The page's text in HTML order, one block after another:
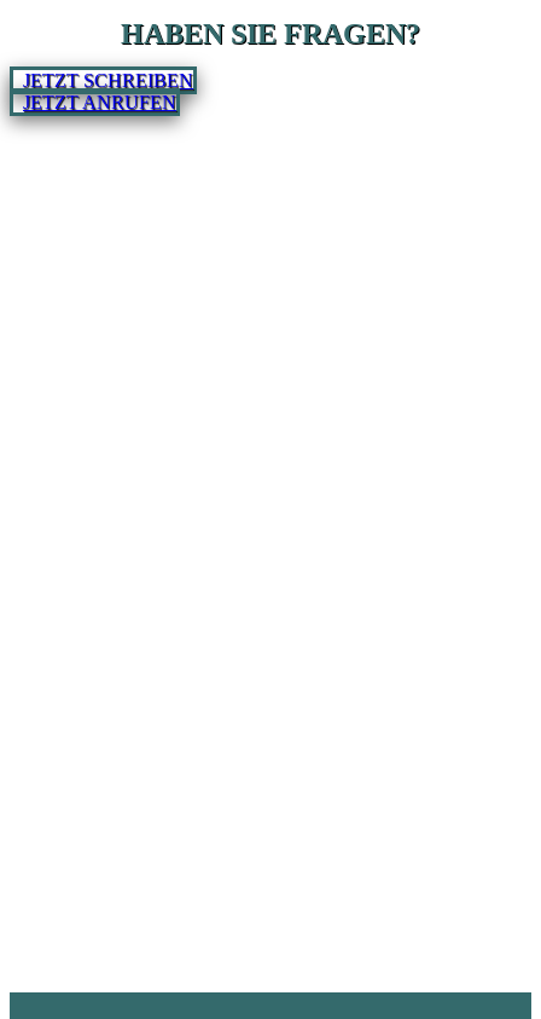
HABEN SIE FRAGEN?
JETZT SCHREIBEN
JETZT ANRUFEN